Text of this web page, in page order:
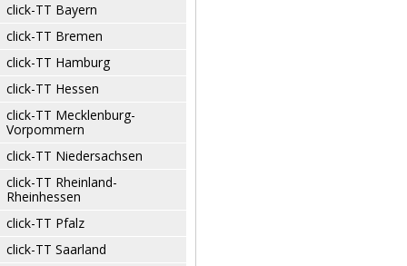
click-TT Bayern
click-TT Bremen
click-TT Hamburg
click-TT Hessen
click-TT Mecklenburg-
Vorpommern
click-TT Niedersachsen
click-TT Rheinland-
Rheinhessen
click-TT Pfalz
click-TT Saarland